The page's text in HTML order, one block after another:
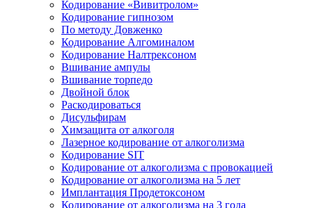
Кодирование «Вивитролом»
Кодирование гипнозом
По методу Довженко
Кодирование Алгоминалом
Кодирование Налтрексоном
Вшивание ампулы
Вшивание торпедо
Двойной блок
Раскодироваться
Дисульфирам
Химзащита от алкоголя
Лазерное кодирование от алкоголизма
Кодирование SIT
Кодирование от алкоголизма с провокацией
Кодирование от алкоголизма на 5 лет
Имплантация Продетоксоном
Кодирование от алкоголизма на 3 года